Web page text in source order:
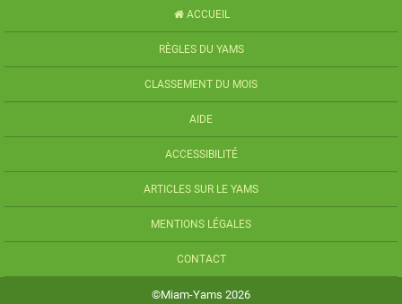
ACCUEIL
RÈGLES DU YAMS
CLASSEMENT DU MOIS
AIDE
ACCESSIBILITÉ
ARTICLES SUR LE YAMS
MENTIONS LÉGALES
CONTACT
©Miam-Yams 2026